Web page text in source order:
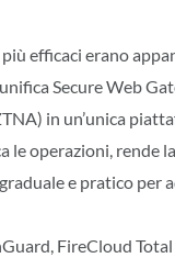
efficaci erano
Secure Web
in un’unica
le operazioni, rende
e pratico per
FireCloud Total